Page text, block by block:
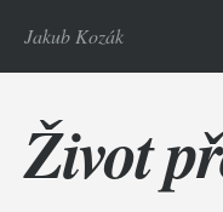
Jakub Kozák
Život